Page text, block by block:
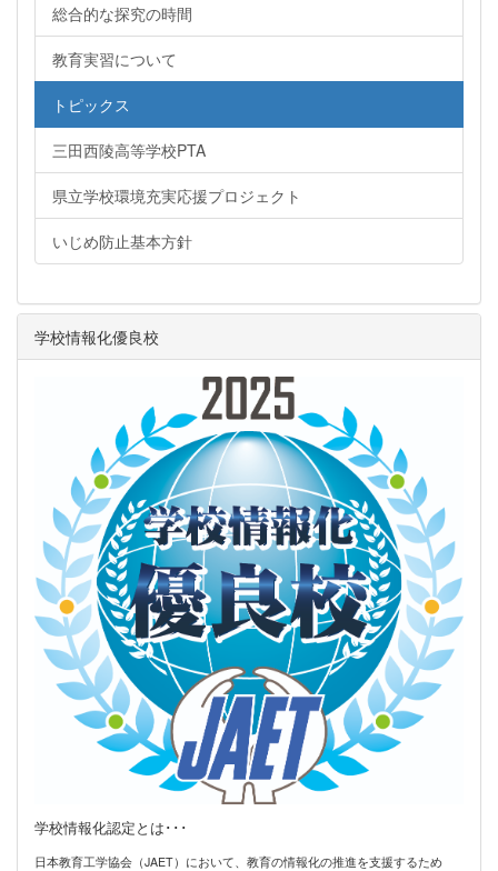
総合的な探究の時間
教育実習について
トピックス
三田西陵高等学校PTA
県立学校環境充実応援プロジェクト
いじめ防止基本方針
学校情報化優良校
学校情報化認定とは･･･
日本教育工学協会（JAET）において、教育の情報化の推進を支援するため